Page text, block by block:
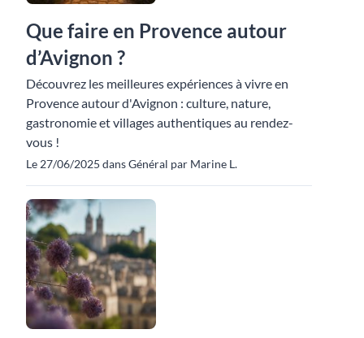
Que faire en Provence autour
d’Avignon ?
Découvrez les meilleures expériences à vivre en
Provence autour d'Avignon : culture, nature,
gastronomie et villages authentiques au rendez-
vous !
Le 27/06/2025 dans Général par Marine L.